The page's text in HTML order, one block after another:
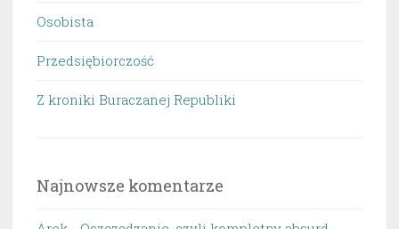
Osobista
Przedsiębiorczość
Z kroniki Buraczanej Republiki
Najnowsze komentarze